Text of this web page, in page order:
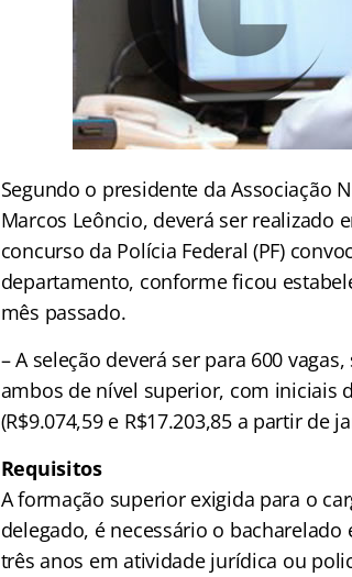
Segundo o presidente da Associação
Marcos Leôncio, deverá ser realizado
concurso da Polícia Federal (PF)
departamento, conforme ficou
mês passado.
– A seleção deverá ser para 600
ambos de nível superior, com iniciais
(R$9.074,59 e R$17.203,85 a partir
Requisitos
A formação superior exigida para o
delegado, é necessário o
três anos em atividade jurídica ou